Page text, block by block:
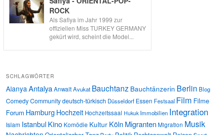
ROCK
Als Safiya im Jahr 1999 zur
offiziellen Miss TURKEY GERMANY
gekürt wird, scheint die Model...
SCHLAGWÖRTER
Alanya AntalyaAnwaltAvukat Bauchtanz Bauchtänzerin Berlin Blog
ComedyCommunitydeutsch-türkisch Düsseldorf Essen Festsaal Film Filme
Forum Hamburg Hochzeit Hochzeitssaal Hukuk Immobilien Integration
Islam IstanbulKino Komödie Kultur Köln MigrantenMigration Musik